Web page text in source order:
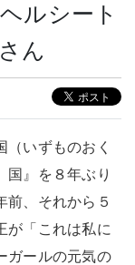
ルシート
ん
いずものおく
』を８年ぶり
前、それから５
が「これは私に
ガールの元気の